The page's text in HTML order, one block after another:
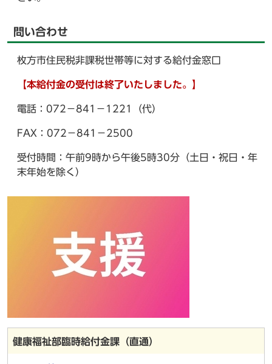
問い合わせ
枚方市住民税非課税世帯等に対する給付金窓口
【本給付金の受付は終了いたしました。】
電話：072－841－1221（代）
FAX：072－841－2500
受付時間：午前9時から午後5時30分（土日・祝日・年
末年始を除く）
健康福祉部臨時給付金課（直通）